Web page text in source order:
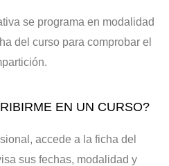
se programa en modalidad
del curso para comprobar el
EN UN CURSO?
accede a la ficha del
sus fechas, modalidad y